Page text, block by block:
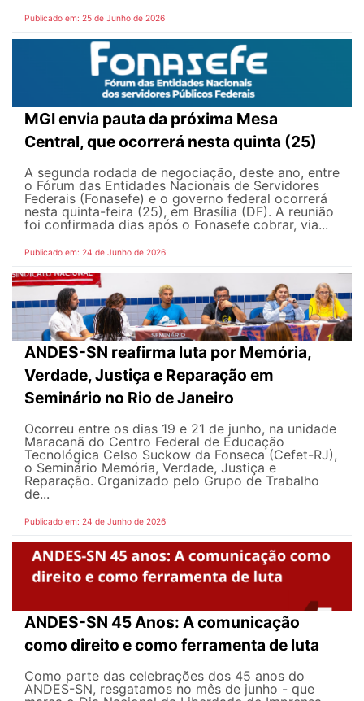
Publicado em: 25 de Junho de 2026
MGI envia pauta da próxima Mesa
Central, que ocorrerá nesta quinta (25)
A segunda rodada de negociação, deste ano, entre
o Fórum das Entidades Nacionais de Servidores
Federais (Fonasefe) e o governo federal ocorrerá
nesta quinta-feira (25), em Brasília (DF). A reunião
foi confirmada dias após o Fonasefe cobrar, via...
Publicado em: 24 de Junho de 2026
ANDES-SN reafirma luta por Memória,
Verdade, Justiça e Reparação em
Seminário no Rio de Janeiro
Ocorreu entre os dias 19 e 21 de junho, na unidade
Maracanã do Centro Federal de Educação
Tecnológica Celso Suckow da Fonseca (Cefet-RJ),
o Seminário Memória, Verdade, Justiça e
Reparação. Organizado pelo Grupo de Trabalho
de...
Publicado em: 24 de Junho de 2026
ANDES-SN 45 Anos: A comunicação
como direito e como ferramenta de luta
Como parte das celebrações dos 45 anos do
ANDES-SN, resgatamos no mês de junho - que